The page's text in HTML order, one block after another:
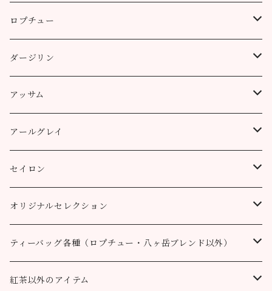
ロプチュー
缶（リーフ）
ティーバッグ
3個
10個
アルミ袋（リーフ）
100g
200g
ティーポット用ティーバッグ
ダージリン
プッタボン茶園
50g
100g
ハッピーバレー茶園
50g
100g
キャッスルトン茶園
50g
100g
ロヒーニ茶園
50g
100g
アッサム
リーフ
100g
200g
CTC
100g
200g
アールグレイ
アールグレイ
100g
200g
アールグレイ・オリジナルブレンド
100g
200g
セイロン
ウバ
100g
200g
ルフナ
100g
オリジナルセレクション
八ヶ岳ブレンド
ティーバッグ30個入り
オーガニック （テミ茶園）
ティーバッグ各種（ロプチュー・八ヶ岳ブレンド以外）
ティーバッグ10個
紅茶以外のアイテム